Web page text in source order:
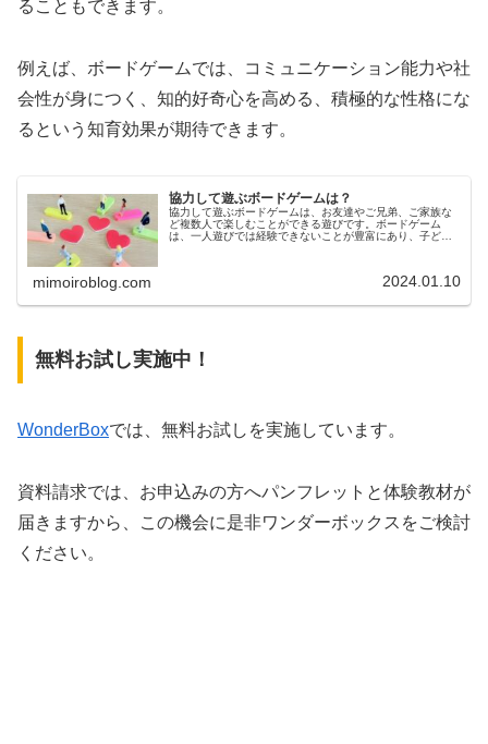
ることもできます。
例えば、ボードゲームでは、コミュニケーション能力や社
会性が身につく、知的好奇心を高める、積極的な性格にな
るという知育効果が期待できます。
協力して遊ぶボードゲームは？
協力して遊ぶボードゲームは、お友達やご兄弟、ご家族な
ど複数人で楽しむことができる遊びです。ボードゲーム
は、一人遊びでは経験できないことが豊富にあり、子ども
mimoiroblog.com 2024.01.10
無料お試し実施中！
WonderBoxでは、無料お試しを実施しています。
資料請求では、お申込みの方へパンフレットと体験教材が
届きますから、この機会に是非ワンダーボックスをご検討
ください。